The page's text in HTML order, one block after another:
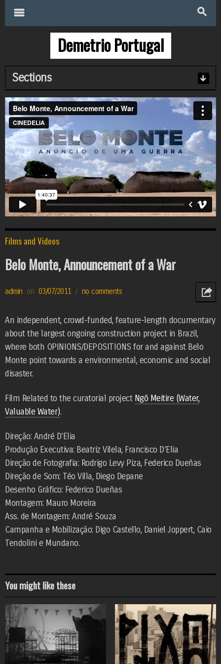
s
m
Demetrio Portugal
Sections
Films and Videos
Belo Monte, Announcement of a War
h
admin on 03/07/2011 / no comments
An independent, crowd-funded, feature-length documentary
about the largest ongoing construction project in Brazil,
where both OPINIONS/DEPOSITIONS for and against Belo
Monte point towards a environmental, economic and social
disaster.
Film Related to the curatorial project Ngô Meitire (Water,
Valuable Water).
Direção: André D’Elia
Produção Executiva: Beatriz Vilela, Francisco D’Elia
Direção de Fotografia: Rodrigo Levy Piza, Federico Dueñas
Direção de Som: Téo Villa, Diego Depane
Desenho Gráfico: Federico Dueñas
Montagem: Mauro Moreira
Ass. de Montagem: André Souza
Campanha e Mobilização: Digo Castello, Daniel Joppert, Caio
Tendolini e Mundano.
You might like these